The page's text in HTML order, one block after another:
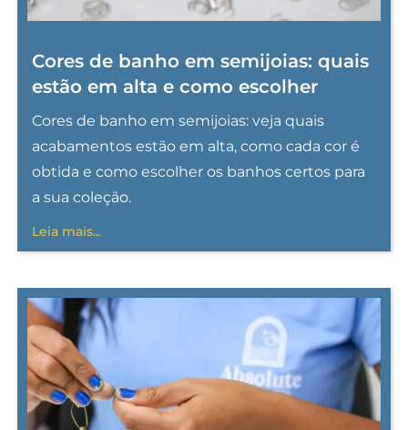
Cores de banho em semijoias: quais
estão em alta e como escolher
Cores de banho em semijoias: veja quais
acabamentos estão em alta, como cada cor é
obtida e como escolher os banhos certos para
a sua coleção.
Leia mais...